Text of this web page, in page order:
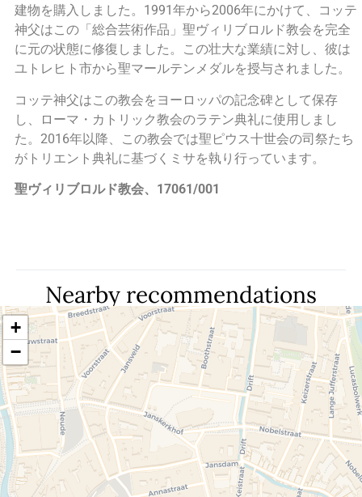
建物を購入しました。1991年から2006年にかけて、コッテ
神父はこの「総合芸術作品」聖ヴィリブロルド教会を完全
に元の状態に修復しました。この壮大な業績に対し、彼は
ユトレヒト市から聖マールテンメダルを授与されました。
コッテ神父はこの教会をヨーロッパの記念碑として保存
し、ローマ・カトリック教会のラテン典礼に使用しまし
た。2016年以降、この教会では聖ピウス十世会の司祭たち
がトリエント典礼に基づくミサを執り行っています。
聖ヴィリブロルド教会、17061/001
Nearby recommendations
Travelers' Map is loading...
If you see this after your page is loaded
completely, leafletJS files are missing.
+
−